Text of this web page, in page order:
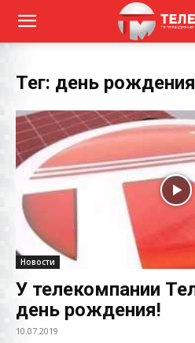
Тег: день рождения
Новости
У телекомпании
день рождения!
10.07.2019